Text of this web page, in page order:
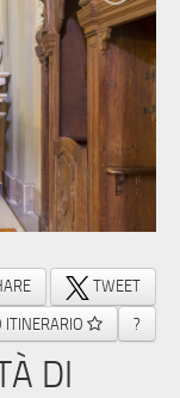
TWEET
ITINERARIO
?
DI